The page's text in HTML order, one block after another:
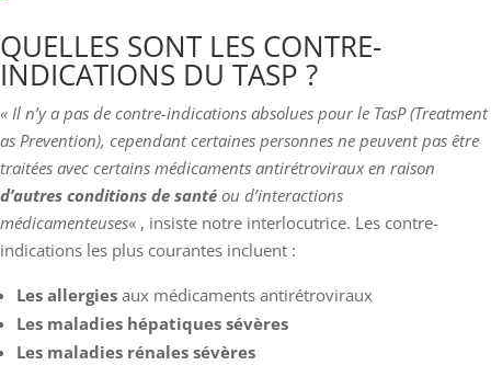
QUELLES SONT LES CONTRE-
INDICATIONS DU TASP ?
« Il n’y a pas de contre-indications absolues pour le TasP (Treatment
as Prevention), cependant certaines personnes ne peuvent pas être
traitées avec certains médicaments antirétroviraux en raison
d’autres conditions de santé ou d’interactions
médicamenteuses« , insiste notre interlocutrice. Les contre-
indications les plus courantes incluent :
Les allergies aux médicaments antirétroviraux
Les maladies hépatiques sévères
Les maladies rénales sévères